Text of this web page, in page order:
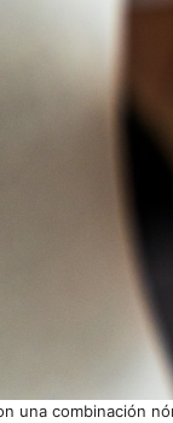
una combinación